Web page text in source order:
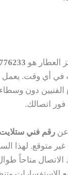
العطار هو
في أي وقت. يعمل
دون
فور اتصالك.
عن رقم فني ستلايت
متوقع. لهذا
الاتصال متاحاً